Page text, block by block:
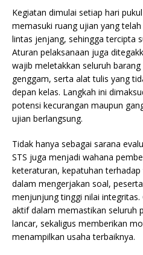
Kegiatan dimulai setiap hari
memasuki ruang ujian yang
lintas jenjang, sehingga tercipta
Aturan pelaksanaan juga
wajib meletakkan seluruh
genggam, serta alat tulis yang
depan kelas. Langkah ini
potensi kecurangan maupun
ujian berlangsung.
Tidak hanya sebagai sarana
STS juga menjadi wahana
keteraturan, kepatuhan
dalam mengerjakan soal,
menjunjung tinggi nilai
aktif dalam memastikan seluruh
lancar, sekaligus memberikan
menampilkan usaha terbaiknya.